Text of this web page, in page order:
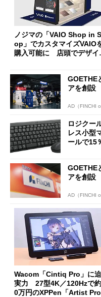
ノジマの「VAIO Shop in
op」でカスタマイズVAIO
購入可能に 店頭でデザイ
GOETHE
アを創設
AD（FINCHI
ロジクー
レス小型
ールで15
GOETHE
アを創設
AD（FINCHI
Wacom「Cintiq Pro」に
実力 27型4K／120Hzで
0万円のXPPen「Artist